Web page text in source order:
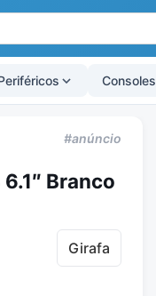
Consoles
#anúncio
Branco
Girafa